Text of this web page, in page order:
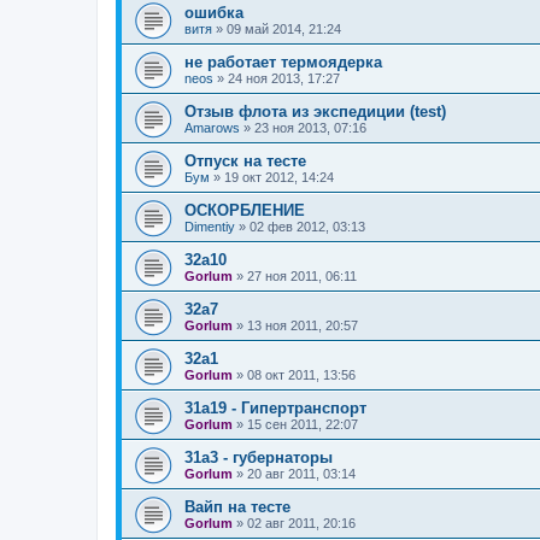
ошибка
витя » 09 май 2014, 21:24
не работает термоядерка
neos » 24 ноя 2013, 17:27
Отзыв флота из экспедиции (test)
Amarows » 23 ноя 2013, 07:16
Отпуск на тесте
Бум » 19 окт 2012, 14:24
ОСКОРБЛЕНИЕ
Dimentiy » 02 фев 2012, 03:13
32a10
Gorlum » 27 ноя 2011, 06:11
32a7
Gorlum » 13 ноя 2011, 20:57
32a1
Gorlum » 08 окт 2011, 13:56
31a19 - Гипертранспорт
Gorlum » 15 сен 2011, 22:07
31a3 - губернаторы
Gorlum » 20 авг 2011, 03:14
Вайп на тесте
Gorlum » 02 авг 2011, 20:16